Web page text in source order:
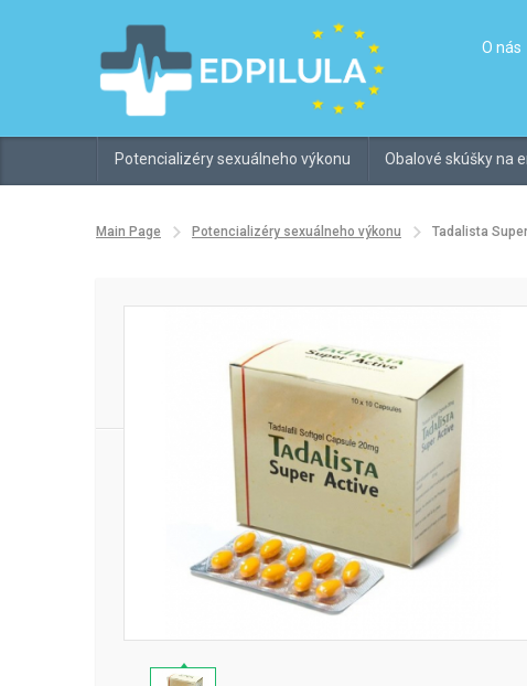
O nás
Potencializéry sexuálneho výkonu Obalové skúšky na
Main Page Potencializéry sexuálneho výkonu Tadalista